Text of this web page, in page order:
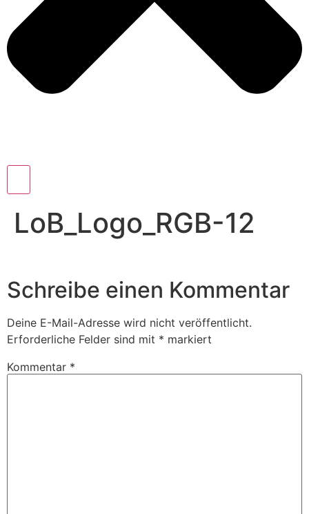
LoB_Logo_RGB-12
Schreibe einen Kommentar
Deine E-Mail-Adresse wird nicht veröffentlicht.
Erforderliche Felder sind mit * markiert
Kommentar *